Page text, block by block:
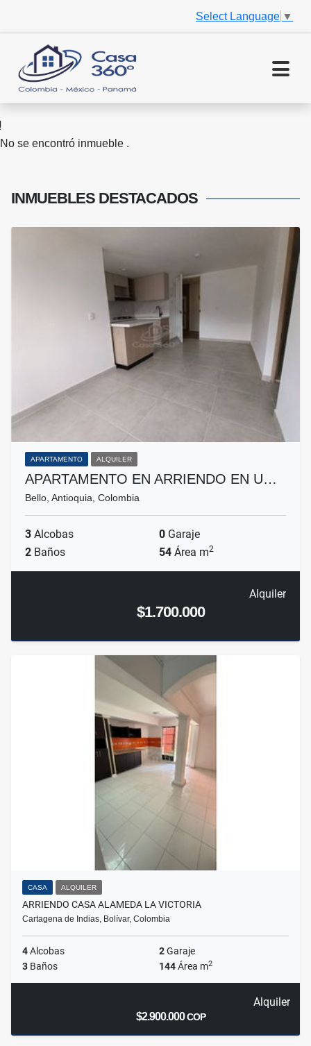
Select Language ▼
No se encontró inmueble .
INMUEBLES DESTACADOS
APARTAMENTO ALQUILER
APARTAMENTO EN ARRIENDO EN U…
Bello, Antioquia, Colombia
3 Alcobas 0 Garaje
2 Baños 54 Área m2
Alquiler
$1.700.000
CASA ALQUILER
ARRIENDO CASA ALAMEDA LA VICTORIA
Cartagena de Indias, Bolívar, Colombia
4Alcobas 2Garaje
3 Baños 144Área m2
Alquiler
$2.900.000COP